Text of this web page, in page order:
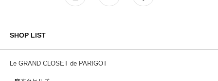
SHOP LIST
Le GRAND CLOSET de PARIGOT